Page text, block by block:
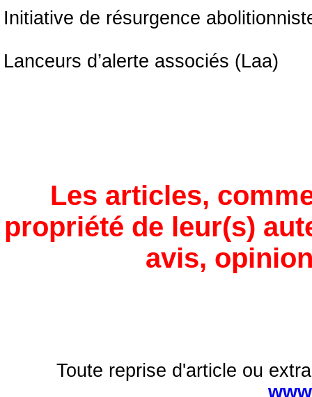
Initiative de résurgence
Lanceurs d’alerte associés (Laa)
Les articles,
propriété de leur(s)
avis,
Toute reprise d'article ou